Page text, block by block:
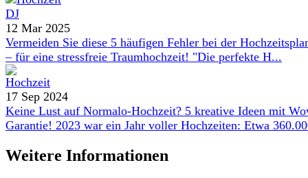
12 Mar 2025
Vermeiden Sie diese 5 häufigen Fehler bei der
– für eine stressfreie Traumhochzeit! "Die perfekte H...
17 Sep 2024
Keine Lust auf Normalo-Hochzeit? 5 kreative Ideen mit
Garantie! 2023 war ein Jahr voller Hochzeiten: Etwa
Weitere Informationen